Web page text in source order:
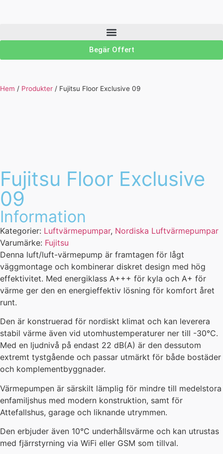
Begär Offert
Hem / Produkter / Fujitsu Floor Exclusive 09
Fujitsu Floor Exclusive
09
Information
Kategorier: Luftvärmepumpar, Nordiska Luftvärmepumpar
Varumärke: Fujitsu
Denna luft/luft-värmepump är framtagen för lågt
väggmontage och kombinerar diskret design med hög
effektivitet. Med energiklass A+++ för kyla och A+ för
värme ger den en energieffektiv lösning för komfort året
runt.
Den är konstruerad för nordiskt klimat och kan leverera
stabil värme även vid utomhustemperaturer ner till -30°C.
Med en ljudnivå på endast 22 dB(A) är den dessutom
extremt tystgående och passar utmärkt för både bostäder
och komplementbyggnader.
Värmepumpen är särskilt lämplig för mindre till medelstora
enfamiljshus med modern konstruktion, samt för
Attefallshus, garage och liknande utrymmen.
Den erbjuder även 10°C underhållsvärme och kan utrustas
med fjärrstyrning via WiFi eller GSM som tillval.